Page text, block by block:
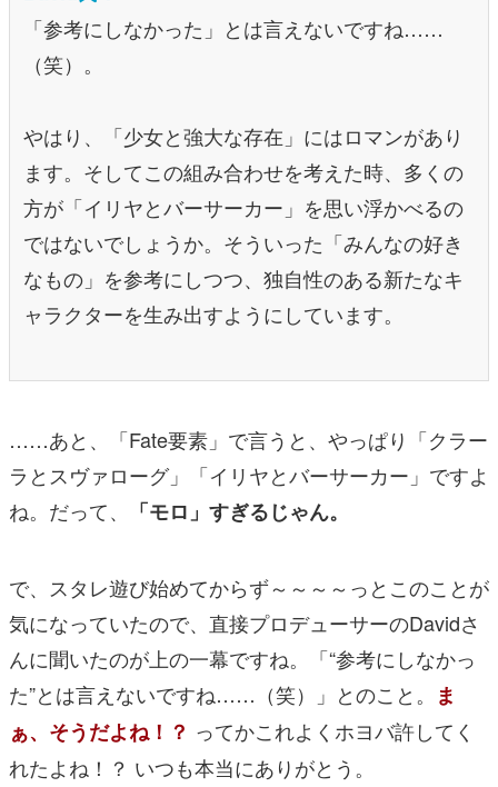
「参考にしなかった」とは言えないですね……
（笑）。
やはり、「少女と強大な存在」にはロマンがあり
ます。そしてこの組み合わせを考えた時、多くの
方が「イリヤとバーサーカー」を思い浮かべるの
ではないでしょうか。そういった「みんなの好き
なもの」を参考にしつつ、独自性のある新たなキ
ャラクターを生み出すようにしています。
……あと、「Fate要素」で言うと、やっぱり「クラー
ラとスヴァローグ」「イリヤとバーサーカー」ですよ
ね。だって、
「モロ」すぎるじゃん。
で、スタレ遊び始めてからず～～～～っとこのことが
気になっていたので、直接プロデューサーのDavidさ
んに聞いたのが上の一幕ですね。「“参考にしなかっ
た”とは言えないですね……（笑）」とのこと。 ま
ぁ、そうだよね！？ ってかこれよくホヨバ許してく
れたよね！？ いつも本当にありがとう。